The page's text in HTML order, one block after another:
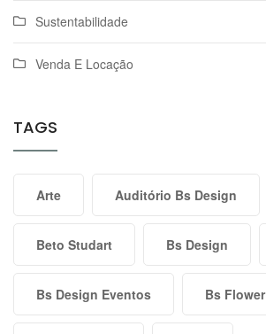
Sustentabilidade
Venda E Locação
TAGS
Arte Auditório Bs Design
Beto Studart Bs Design
Bs Design Eventos Bs Flower